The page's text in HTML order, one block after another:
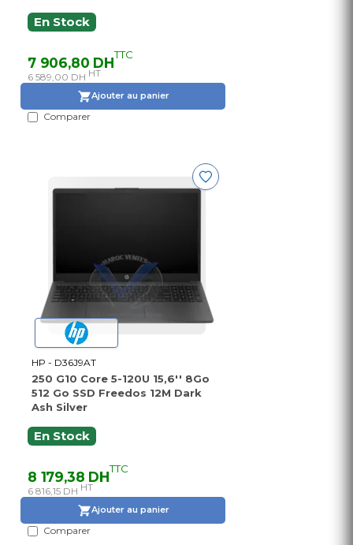
En Stock
7 906,80 DHTTC
6 589,00 DH HT
Ajouter au panier
Comparer
HP - D36J9AT
250 G10 Core 5-120U 15,6'' 8Go
512 Go SSD Freedos 12M Dark
Ash Silver
En Stock
8 179,38 DHTTC
6 816,15 DH HT
Ajouter au panier
Comparer